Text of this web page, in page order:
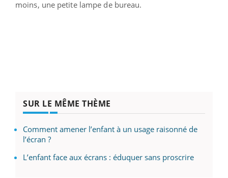
moins, une petite lampe de bureau.
SUR LE MÊME THÈME
Comment amener l’enfant à un usage raisonné de
l’écran ?
L’enfant face aux écrans : éduquer sans proscrire